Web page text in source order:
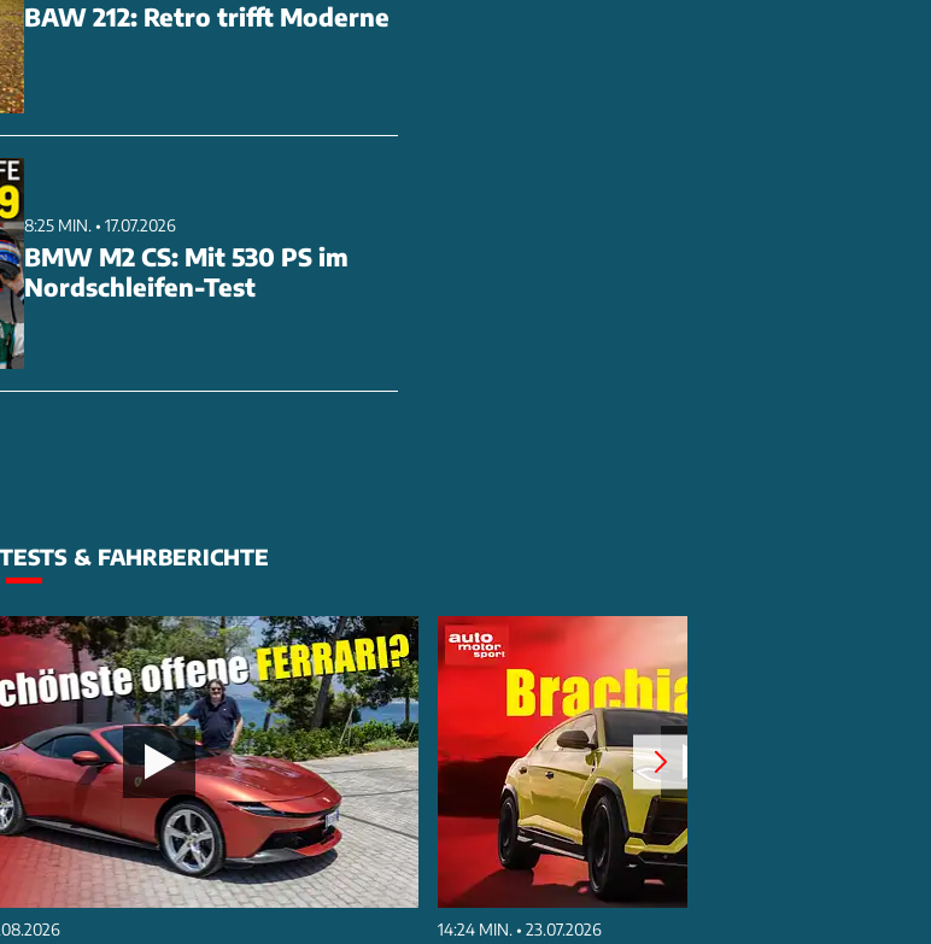
BAW 212: Retro trifft Moderne
8:25 MIN. • 17.07.2026
BMW M2 CS: Mit 530 PS im
Nordschleifen-Test
& FAHRBERICHTE
14:24 MIN. • 23.07.2026